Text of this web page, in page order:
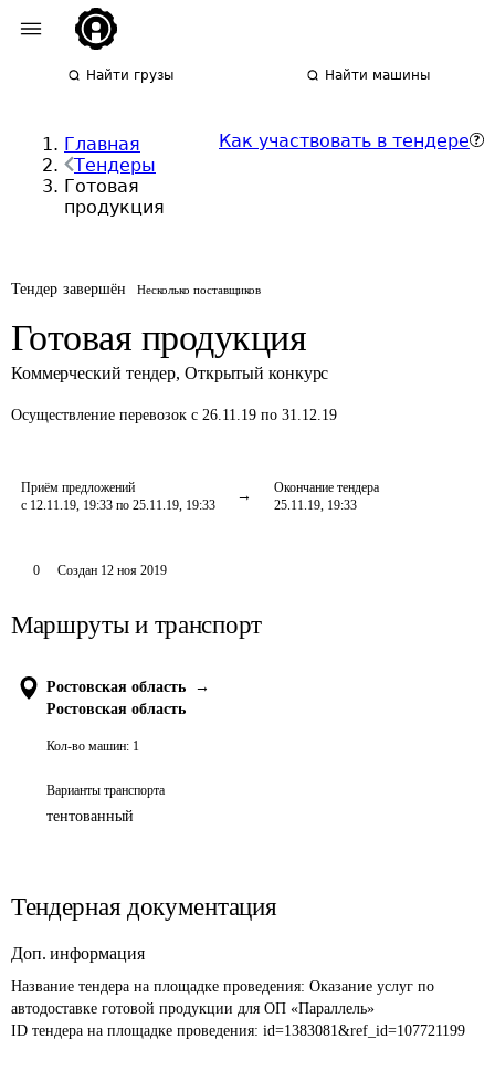
Найти грузы Найти машины
Главная
Тендеры
Готовая
продукция
Как участвовать в тендере
Тендер завершён Несколько поставщиков
Готовая продукция
Коммерческий тендер, Открытый конкурс
Осуществление перевозок с 26.11.19 по 31.12.19
Приём предложений
с 12.11.19, 19:33 по 25.11.19, 19:33
Окончание тендера
25.11.19, 19:33
0 Создан 12 ноя 2019
Маршруты и транспорт
Ростовская область
→
Ростовская область
Кол-во машин: 1
Варианты транспорта
тентованный
Тендерная документация
Доп. информация
Название тендера на площадке проведения: Оказание услуг по
автодоставке готовой продукции для ОП «Параллель»
ID тендера на площадке проведения: id=1383081&ref_id=107721199